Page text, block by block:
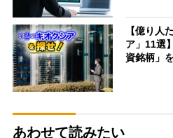
【億り人
ア」11選
資銘柄」
あわせて読みたい